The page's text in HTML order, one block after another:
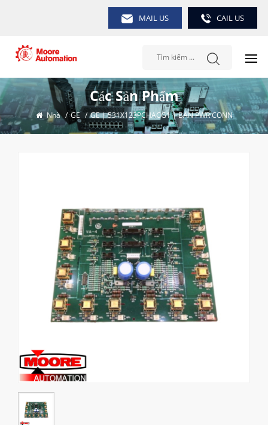
MAIL US CAIL US
Các Sản Phẩm
Nhà / GE / GE | 531X123PCHACG1 | BAN PWR CONN